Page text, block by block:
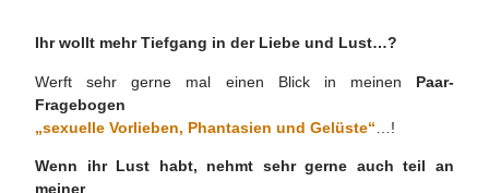
Ihr wollt mehr Tiefgang in der Liebe und Lust…?
Werft sehr gerne mal einen Blick in meinen Paar-
Fragebogen
„sexuelle Vorlieben, Phantasien und Gelüste“ …!
Wenn ihr Lust habt, nehmt sehr gerne auch teil an
meiner